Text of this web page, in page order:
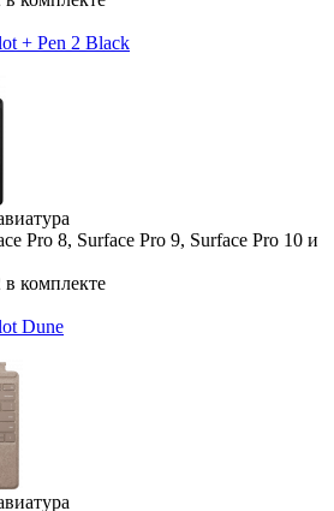
+ Pen 2 Black
Pro 8, Surface Pro 9, Surface Pro 10 и
комплекте
Dune